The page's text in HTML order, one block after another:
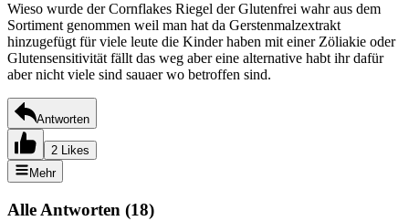
Wieso wurde der Cornflakes Riegel der Glutenfrei wahr aus dem
Sortiment genommen weil man hat da Gerstenmalzextrakt
hinzugefügt für viele leute die Kinder haben mit einer Zöliakie oder
Glutensensitivität fällt das weg aber eine alternative habt ihr dafür
aber nicht viele sind sauaer wo betroffen sind.
Antworten
2 Likes
Mehr
Alle Antworten (18)